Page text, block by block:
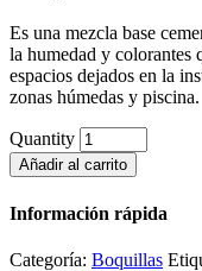
Es una mezcla base
la humedad y colorantes
espacios dejados en la
zonas húmedas y piscina.
Quantity
Añadir al carrito
Información rápida
Categoría: Boquillas